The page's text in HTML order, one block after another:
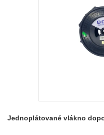
Jednoplátované vlákno